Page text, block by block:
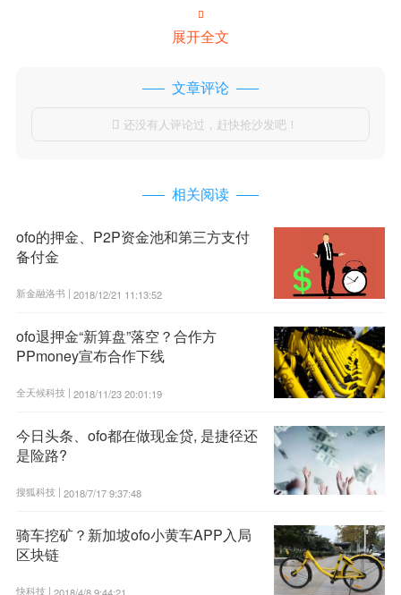

展开全文
文章评论
 还没有人评论过，赶快抢沙发吧！
相关阅读
ofo的押金、P2P资金池和第三方支付
备付金
新金融洛书 | 2018/12/21 11:13:52
ofo退押金“新算盘”落空？合作方
PPmoney宣布合作下线
全天候科技 | 2018/11/23 20:01:19
今日头条、ofo都在做现金贷, 是捷径还
是险路?
搜狐科技 | 2018/7/17 9:37:48
骑车挖矿？新加坡ofo小黄车APP入局
区块链
快科技 |